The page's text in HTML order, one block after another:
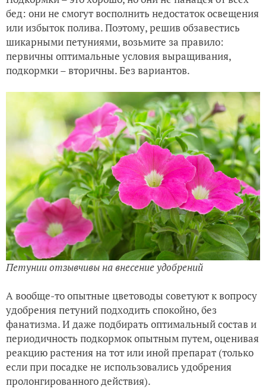
бед: они не смогут восполнить недостаток освещения
или избыток полива. Поэтому, решив обзавестись
шикарными петуниями, возьмите за правило:
первичны оптимальные условия выращивания,
подкормки – вторичны. Без вариантов.
Петунии отзывчивы на внесение удобрений
А вообще-то опытные цветоводы советуют к вопросу
удобрения петуний подходить спокойно, без
фанатизма. И даже подбирать оптимальный состав и
периодичность подкормок опытным путем, оценивая
реакцию растения на тот или иной препарат (только
если при посадке не использовались удобрения
пролонгированного действия).